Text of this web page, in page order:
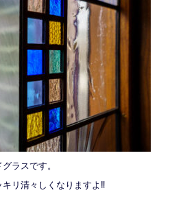
ラスです。
リ清々しくなりますよ‼